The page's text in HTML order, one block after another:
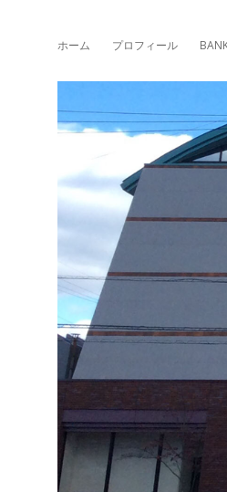
ホーム プロフィール